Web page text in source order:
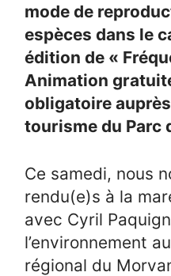
mode de
espèces dans le
édition de «
Animation
obligatoire
tourisme du Parc
Ce samedi, nous
rendu(e)s à la
avec Cyril
l’environnement
régional du